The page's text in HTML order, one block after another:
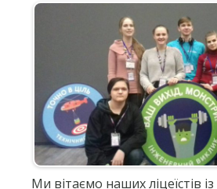
Ми вітаємо наших ліцеїстів